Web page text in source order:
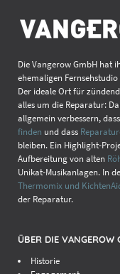
Die Vangerow GmbH hat
ehemaligen
Der ideale Ort für
alles um die Reparatur:
allgemein verbessern,
finden und dass
bleiben. Ein Highlight-
Aufbereitung von alten
Unikat-Musikanlagen. In
Thermomix und
der Reparatur.
ÜBER DIE VANGEROW
Historie